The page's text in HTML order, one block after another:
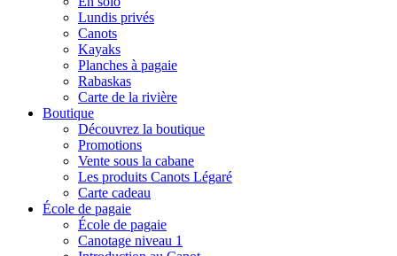
Lundis privés
Canots
Kayaks
Planches à pagaie
Rabaskas
Carte de la rivière
Boutique
Découvrez la boutique
Promotions
Vente sous la cabane
Les produits Canots Légaré
Carte cadeau
École de pagaie
École de pagaie
Canotage niveau 1